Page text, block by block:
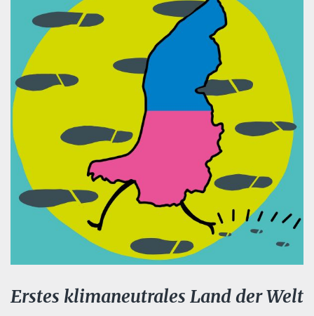
Erstes klimaneutrales Land der Welt